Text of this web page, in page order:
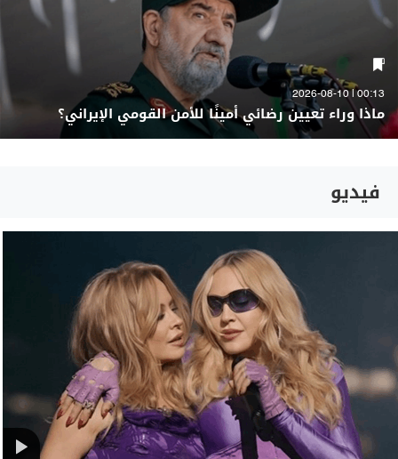
00:13 | 2026-08-10
ماذا وراء تعيين رضائي أمينًا للأمن القومي الإيراني؟
فيديو